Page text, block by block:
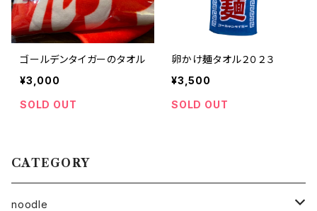
ゴールデンタイガーのタオル
¥3,000
SOLD OUT
卵かけ麺タオル２０２３
¥3,500
SOLD OUT
CATEGORY
noodle